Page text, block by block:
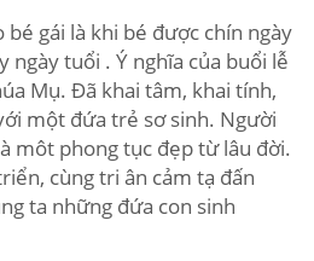
bé gái là khi bé được chín ngày
ngày tuổi . Ý nghĩa của buổi lễ
Mụ. Đã khai tâm, khai tính,
một đứa trẻ sơ sinh. Người
môt phong tục đẹp từ lâu đời.
cùng tri ân cảm tạ đấn
ta những đứa con sinh